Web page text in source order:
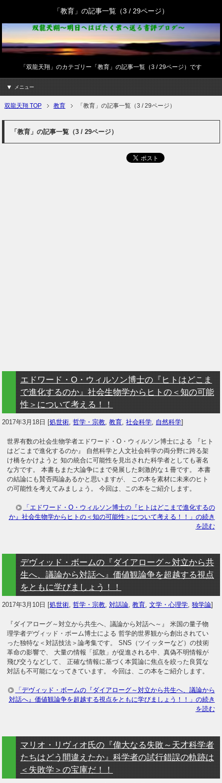
「教育」の記事一覧（3 / 29ページ）
「双龍天翔」のカテゴリー「教育」の記事一覧（3 / 29ページ）です
メニュー
双龍天翔 TOP 教育 「教育」の記事一覧（3 / 29ページ）
「教育」の記事一覧（3 / 29ページ）
エドワード・O・ウィルソン博士の『ヒトはどこま
で進化するのか』社会生物学からヒトの＜知の可能
性＞について考える！！
2017年3月18日 [処世術,哲学・宗教,教育,社会科学, 自然科学]
世界有数の社会生物学者エドワード・O・ウィルソン博士による 『ヒト
はどこまで進化するのか』 自然科学と人文社会科学の両分野に跨る架
け橋をかけようと 知の統合に可能性を見出された科学者としても著名
な方です。 本書もまた大論争にまで発展した刺激的な１冊です。 本書
の結論にも賛否両論あるかと思いますが、 この本を素材に未来のヒト
の可能性を考えてみましょう。 今回は、この本をご紹介します。
「エドワード・O・ウィルソン博士の『ヒトはどこまで進化するの
か』社会生物学からヒトの＜知の可能性＞について考える！！」の続き
を読む
デヴィッド・ボームの『ダイアローグ～対立から共
生へ、議論から対話へ』価値観論争を超越する視点
をともに学びましょう！！
2017年3月10日 [処世術,哲学・宗教,対話論,教育,文学・心理学,独学論]
『ダイアローグ～対立から共生へ、議論から対話へ～』 米国の量子物
理学者デヴィッド・ボーム博士による 哲学的世界観から創出されてい
った独特な＜対話技法＞論考集です。 SNS（ツイッターなど）の技術
革命の影響で、 大量の情報「拡散」が促進される中、真偽不明情報が
飛び交うなどして、 正確な情報に基づく本質論に焦点を絞った良質な
対話も不可能になってきています。 今回は、この本をご紹介します。
「デヴィッド・ボームの『ダイアローグ～対立から共生へ、議論から
対話へ』価値観論争を超越する視点をともに学びましょう！！」の続き
を読む
マリオ・リヴィオ氏の『偉大なる失敗～天才科学者
たちはどう間違えたか』科学者の試行錯誤の軌跡は
＜失敗学＞の宝庫だ！！